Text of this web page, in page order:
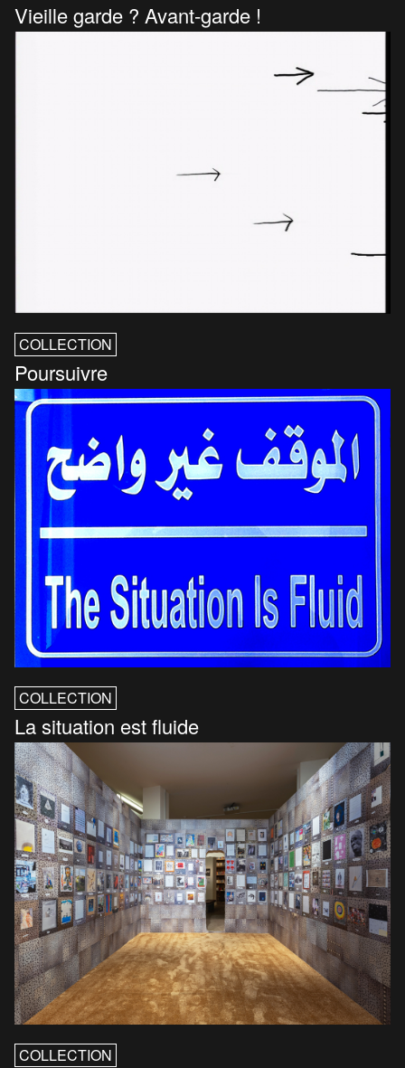
Vieille garde ? Avant-garde !
COLLECTION
Poursuivre
COLLECTION
La situation est fluide
COLLECTION